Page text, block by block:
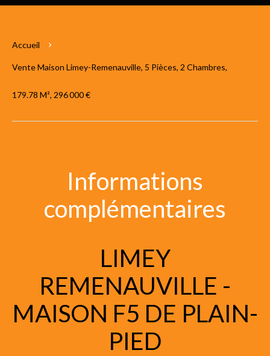
Accueil
Vente Maison Limey-Remenauville, 5 Pièces, 2 Chambres,
179.78 M², 296 000 €
Informations
complémentaires
LIMEY
REMENAUVILLE -
MAISON F5 DE PLAIN-
PIED